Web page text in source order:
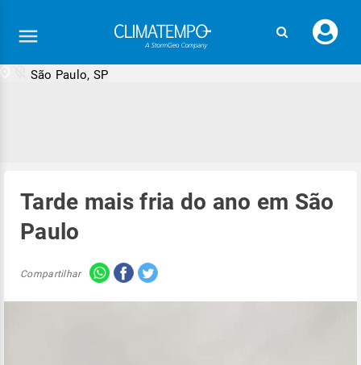
seu
São Paulo, SP
Tarde mais fria do ano em São
Paulo
Compartilhar